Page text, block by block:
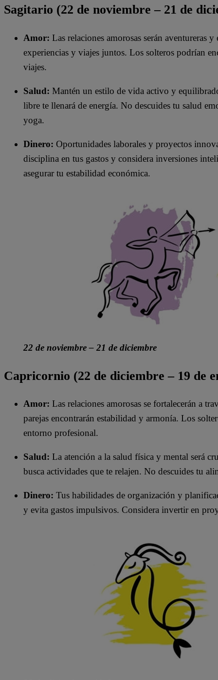
Sagitario (22 de noviembre – 21 de
Amor: Las relaciones amorosas serán aventureras
experiencias y viajes juntos. Los solteros podrían
viajes.​
Salud: Mantén un estilo de vida activo y
libre te llenará de energía. No descuides tu salud
yoga.
Dinero: Oportunidades laborales y proyectos
disciplina en tus gastos y considera inversiones
asegurar tu estabilidad económica.
22 de noviembre – 21 de diciembre
Capricornio (22 de diciembre – 19 de
Amor: Las relaciones amorosas se fortalecerán a
parejas encontrarán estabilidad y armonía. Los
entorno profesional.​
Salud: La atención a la salud física y mental será
busca actividades que te relajen. No descuides tu
Dinero: Tus habilidades de organización y
y evita gastos impulsivos. Considera invertir en